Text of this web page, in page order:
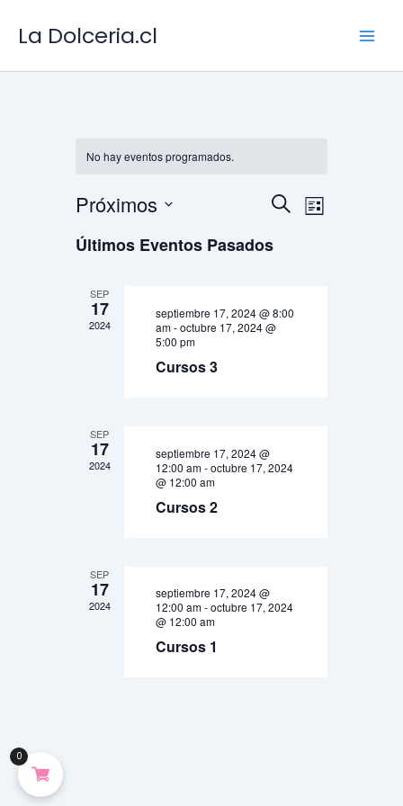
contenido
La Dolceria.cl
No hay eventos programados.
Navegación
búsqueda
vistas
de
Buscar
de
Lista
Próximos
la
Últimos Eventos Pasados
SEP
17
2024
septiembre 17, 2024 @ 8:00
am-octubre 17, 2024 @
5:00 pm
Cursos 3
SEP
17
2024
septiembre 17, 2024 @
12:00 am-octubre 17, 2024
@ 12:00 am
Cursos 2
SEP
17
2024
septiembre 17, 2024 @
12:00 am-octubre 17, 2024
@ 12:00 am
Cursos 1
0